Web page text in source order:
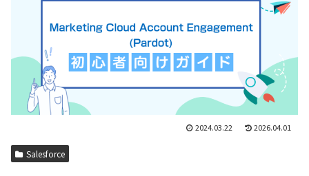
2024.03.22 2026.04.01
Salesforce